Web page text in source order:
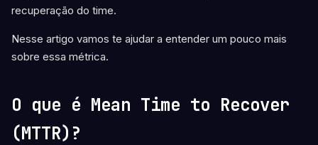
recuperação do time.
Nesse artigo vamos te ajudar a entender um pouco mais
sobre essa métrica.
O que é Mean Time to Recover
(MTTR)?